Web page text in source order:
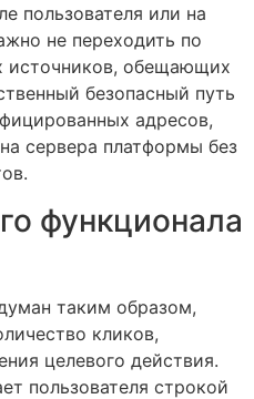
пользователя или на
не переходить по
источников, обещающих
безопасный путь
адресов,
сервера платформы без
функционала
таким образом,
кликов,
целевого действия.
пользователя строкой